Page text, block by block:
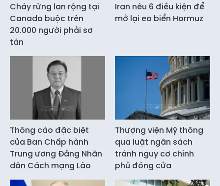
Cháy rừng lan rộng tại
Canada buộc trên
20.000 người phải sơ
tán
Iran nêu 6 điều kiện để
mở lại eo biển Hormuz
Thông cáo đặc biệt
của Ban Chấp hành
Trung ương Đảng Nhân
dân Cách mạng Lào
Thượng viện Mỹ thông
qua luật ngân sách
tránh nguy cơ chính
phủ đóng cửa